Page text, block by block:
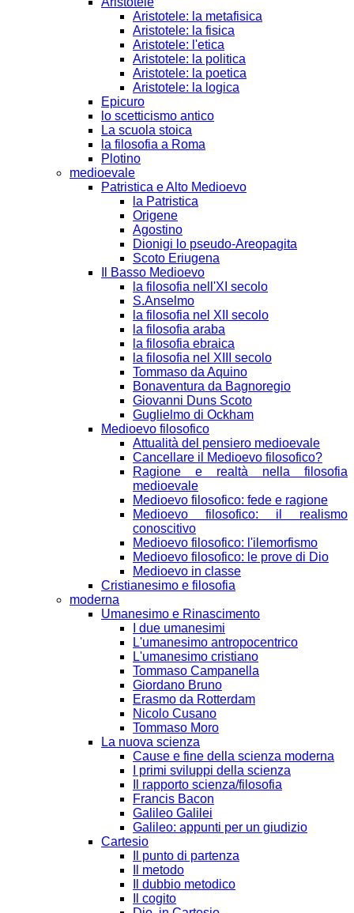
Aristotele: la metafisica
Aristotele: la fisica
Aristotele: l'etica
Aristotele: la politica
Aristotele: la poetica
Aristotele: la logica
Epicuro
lo scetticismo antico
La scuola stoica
la filosofia a Roma
Plotino
medioevale
Patristica e Alto Medioevo
la Patristica
Origene
Agostino
Dionigi lo pseudo-Areopagita
Scoto Eriugena
Il Basso Medioevo
la filosofia nell'XI secolo
S.Anselmo
la filosofia nel XII secolo
la filosofia araba
la filosofia ebraica
la filosofia nel XIII secolo
Tommaso da Aquino
Bonaventura da Bagnoregio
Giovanni Duns Scoto
Guglielmo di Ockham
Medioevo filosofico
Attualità del pensiero medioevale
Cancellare il Medioevo filosofico?
Ragione e realtà nella filosofia
medioevale
Medioevo filosofico: fede e ragione
Medioevo filosofico: il realismo
conoscitivo
Medioevo filosofico: l'ilemorfismo
Medioevo filosofico: le prove di Dio
Medioevo in classe
Cristianesimo e filosofia
moderna
Umanesimo e Rinascimento
I due umanesimi
L'umanesimo antropocentrico
L'umanesimo cristiano
Tommaso Campanella
Giordano Bruno
Erasmo da Rotterdam
Nicolo Cusano
Tommaso Moro
La nuova scienza
Cause e fine della scienza moderna
I primi sviluppi della scienza
Il rapporto scienza/filosofia
Francis Bacon
Galileo Galilei
Galileo: appunti per un giudizio
Cartesio
Il punto di partenza
Il metodo
Il dubbio metodico
Il cogito